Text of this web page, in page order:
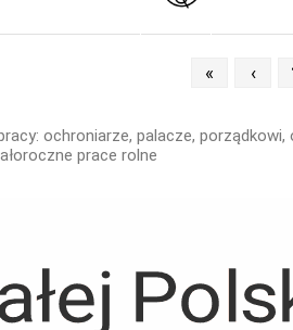
« ‹
ochroniarze, palacze, porządkowi,
prace rolne